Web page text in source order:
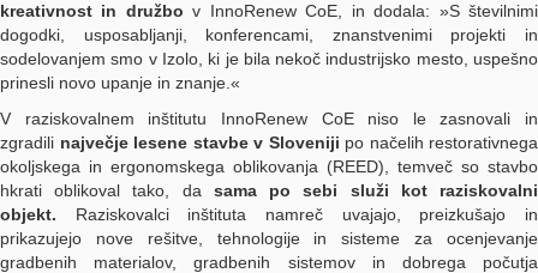
kreativnost in družbo v InnoRenew CoE, in dodala: »S številnimi
dogodki, usposabljanji, konferencami, znanstvenimi projekti in
sodelovanjem smo v Izolo, ki je bila nekoč industrijsko mesto, uspešno
prinesli novo upanje in znanje.«
V raziskovalnem inštitutu InnoRenew CoE niso le zasnovali in
zgradili največje lesene stavbe v Sloveniji po načelih restorativnega
okoljskega in ergonomskega oblikovanja (REED), temveč so stavbo
hkrati oblikoval tako, da sama po sebi služi kot raziskovalni
objekt. Raziskovalci inštituta namreč uvajajo, preizkušajo in
prikazujejo nove rešitve, tehnologije in sisteme za ocenjevanje
gradbenih materialov, gradbenih sistemov in dobrega počutja